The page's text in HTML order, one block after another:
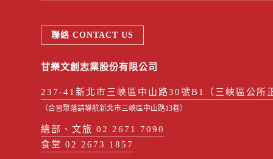
聯絡 CONTACT US
甘樂文創志業股份有限公司
237-41新北市三峽區中山路30號B1（三峽區公所
（合習聚落請導航新北市三峽區中山路13巷）
總部、文旅 02 2671 7090
食堂 02 2673 1857